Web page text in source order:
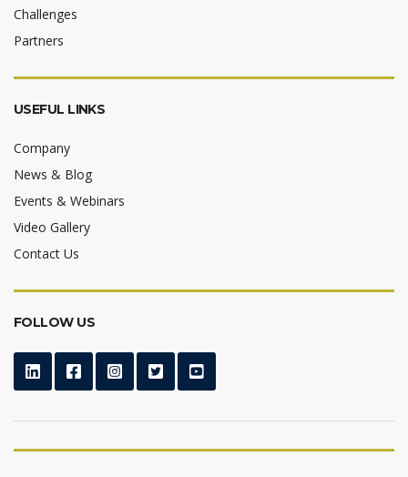
Challenges
Partners
USEFUL LINKS
Company
News & Blog
Events & Webinars
Video Gallery
Contact Us
FOLLOW US